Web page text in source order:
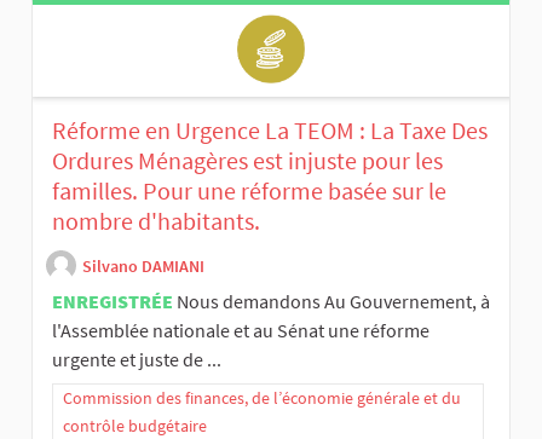
Réforme en Urgence La TEOM : La Taxe Des
Ordures Ménagères est injuste pour les
familles. Pour une réforme basée sur le
nombre d'habitants.
Silvano DAMIANI
ENREGISTRÉE Nous demandons Au Gouvernement, à
l'Assemblée nationale et au Sénat une réforme
urgente et juste de ...
Commission des finances, de l’économie générale et du
contrôle budgétaire